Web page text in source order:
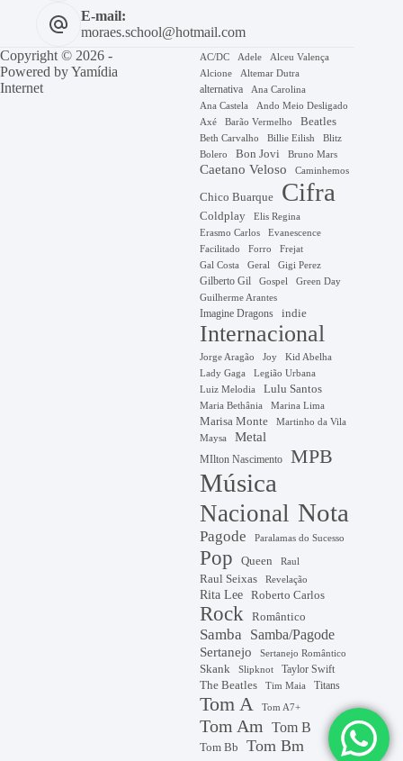
E-mail:
moraes.school@hotmail.com
Copyright © 2026 -
Powered byYamídia
Internet
AC/DC Adele
Alceu Valença
Alcione
Altemar Dutra
alternativa
Ana Carolina
Ana Castela
Ando Meio Desligado
Axé Barão Vermelho Beatles
Beth Carvalho Billie Eilish
Blitz
Bolero
Bon Jovi Bruno Mars
Caetano Veloso Caminhemos
Chico Buarque Cifra
Coldplay
Elis Regina
Erasmo Carlos
Evanescence
Facilitado
Forro Frejat
Gal Costa Geral Gigi Perez
Gilberto Gil Gospel Green Day
Guilherme Arantes
Imagine Dragons indie
Internacional
Jorge Aragão Joy Kid Abelha
Lady Gaga
Legião Urbana
Luiz Melodia
Lulu Santos
Maria Bethânia Marina Lima
Marisa Monte
Martinho da Vila
Maysa
Metal
MIlton Nascimento MPB
Música
Nacional Nota
Pagode Paralamas do Sucesso
Pop Queen Raul
Raul Seixas Revelação
Rita Lee Roberto Carlos
Rock Romântico
Samba
Samba/Pagode
Sertanejo
Sertanejo Romântico
Skank Slipknot Taylor Swift
The Beatles Tim Maia Titans
Tom A Tom A7+
Tom Am Tom B
Tom Bb Tom Bm